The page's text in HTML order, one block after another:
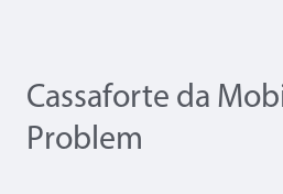
Cassaforte da
Problem